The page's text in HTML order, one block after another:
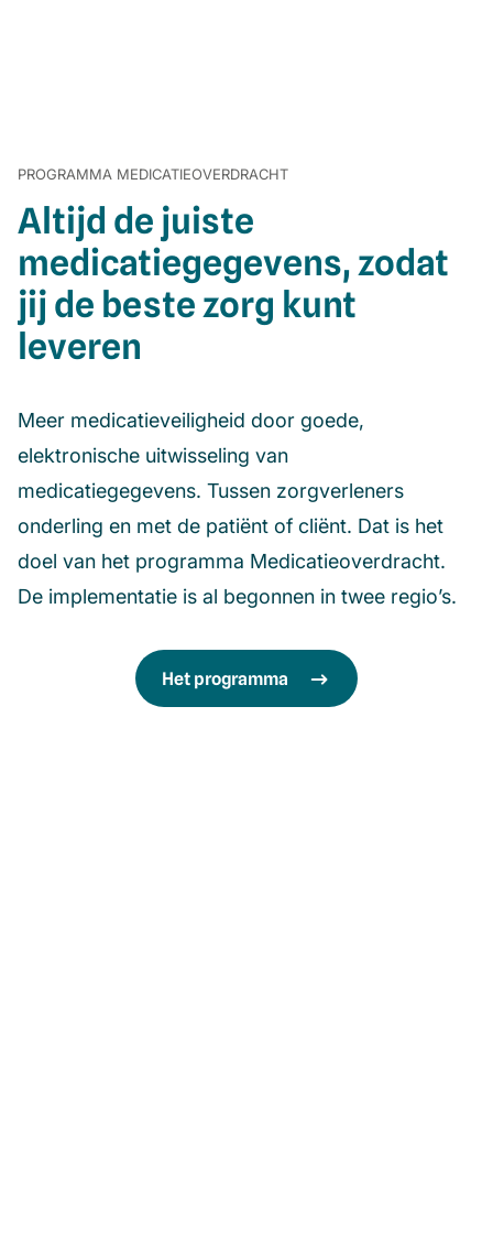
PROGRAMMA MEDICATIEOVERDRACHT
Altijd de juiste
medicatiegegevens, zodat
jij de beste zorg kunt
leveren
Meer medicatieveiligheid door goede,
elektronische uitwisseling van
medicatiegegevens. Tussen zorgverleners
onderling en met de patiënt of cliënt. Dat is het
doel van het programma Medicatieoverdracht.
De implementatie is al begonnen in twee regio’s.
Het programma